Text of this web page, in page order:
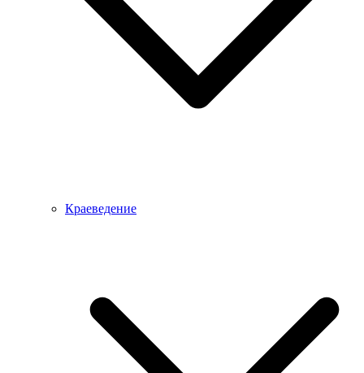
Краеведение